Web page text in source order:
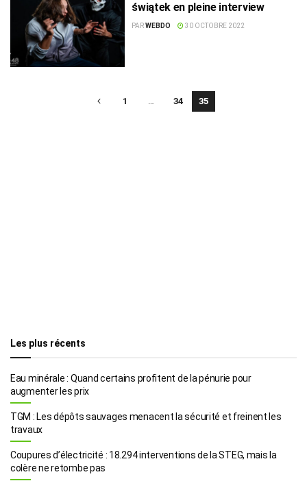
świątek en pleine interview
PARWEBDO 30 OCTOBRE 2022
1 34 35
Les plus récents
Eau minérale : Quand certains profitent de la pénurie pour
augmenter les prix
TGM : Les dépôts sauvages menacent la sécurité et freinent les
travaux
Coupures d’électricité : 18.294 interventions de la STEG, mais la
colère ne retombe pas